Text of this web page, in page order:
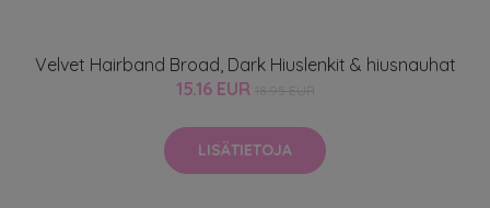
Velvet Hairband Broad, Dark Hiuslenkit & hiusnauhat
15.16 EUR
LISÄTIETOJA